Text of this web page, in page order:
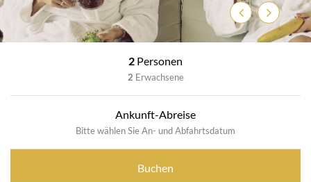
ZurückWeiter
2 Personen
2 Erwachsene
Ankunft-Abreise
Bitte wählen Sie An- und Abfahrtsdatum
Buchen